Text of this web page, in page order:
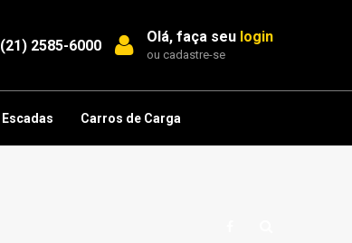
(21) 2585-6000
Olá, faça seu login
ou cadastre-se
Escadas Carros de Carga